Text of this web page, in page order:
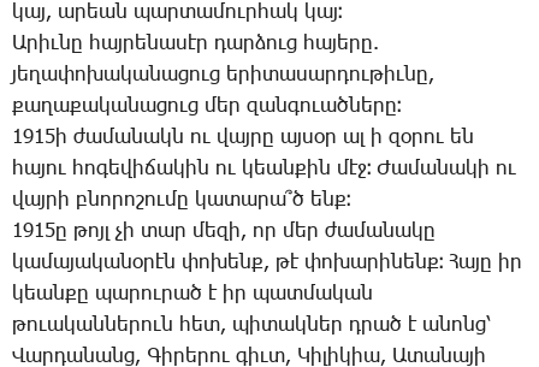
կայ, ա­րեան պար­տա­մուր­հակ կայ։
Ա­րիւ­նը հայ­րե­նա­սէր դար­ձուց հա­յե­րը.
յե­ղա­փո­խա­կա­նա­ցուց ե­րի­տա­սար­դու­թիւ­նը,
քա­ղա­քա­կա­նա­ցուց մեր զան­գո­ւած­նե­րը։
1915ի ժա­մա­նակն ու վայ­րը այ­սօր ալ ի զօ­րու են
հա­յու հո­գե­վի­ճա­կին ու կեան­քին մէջ։ ­Ժա­մա­նա­կի ու
վայ­րի բնո­րո­շու­մը կա­տա­րա՞ծ ենք։
1915ը թոյլ չի տար մե­զի, որ մեր ժա­մա­նա­կը
կա­մա­յա­կա­նօ­րէն փո­խենք, թէ փո­խա­րի­նենք։ ­Հա­յը իր
կեան­քը պա­րու­րած է իր պատ­մա­կան
թո­ւա­կան­նե­րուն հետ, պի­տակ­ներ դրած է ա­նոնց՝
­Վար­դա­նանց, ­Գի­րե­րու գիւտ, ­Կի­լի­կիա, Ա­տա­նա­յի